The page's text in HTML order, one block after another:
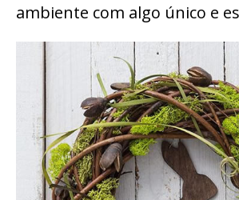
ambiente com algo único e